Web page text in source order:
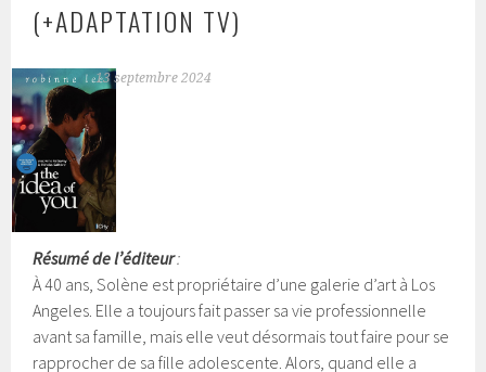
(+ADAPTATION TV)
13 septembre 2024
Résumé de l’éditeur:
À 40 ans, Solène est propriétaire d’une galerie d’art à Los
Angeles. Elle a toujours fait passer sa vie professionnelle
avant sa famille, mais elle veut désormais tout faire pour se
rapprocher de sa fille adolescente. Alors, quand elle a